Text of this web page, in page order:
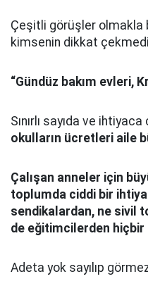
Çeşitli görüşler olmakla
kimsenin dikkat
“Gündüz bakım evleri,
Sınırlı sayıda ve
okulların ücretleri aile
Çalışan anneler için
toplumda ciddi bir
sendikalardan, ne sivil
de eğitimcilerden hiçbir
Adeta yok sayılıp